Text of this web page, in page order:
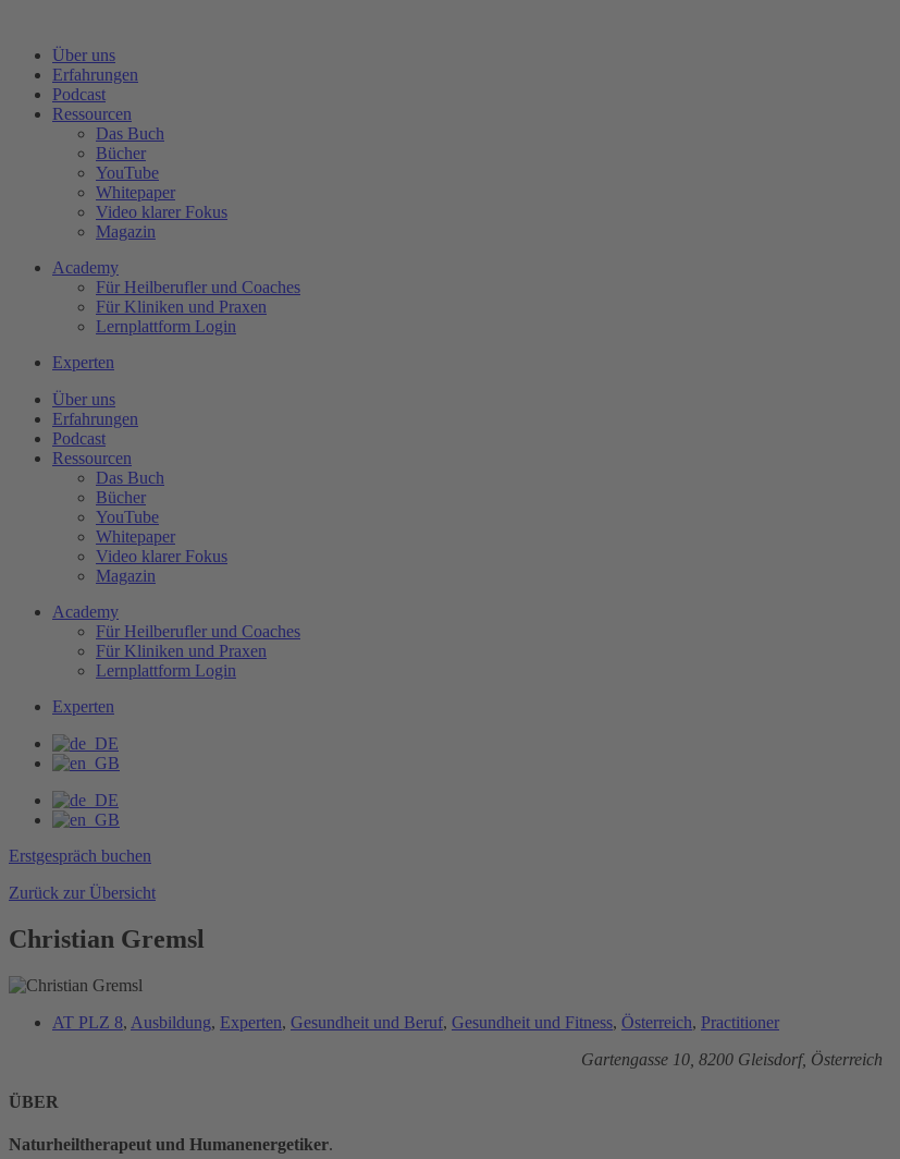
wechselnÜber uns
Erfahrungen
Podcast
Ressourcen
Das Buch
Bücher
YouTube
Whitepaper
Video klarer Fokus
Magazin
Academy
Für Heilberufler und Coaches
Für Kliniken und Praxen
Lernplattform Login
Experten
Über uns
Erfahrungen
Podcast
Ressourcen
Das Buch
Bücher
YouTube
Whitepaper
Video klarer Fokus
Magazin
Academy
Für Heilberufler und Coaches
Für Kliniken und Praxen
Lernplattform Login
Experten
Erstgespräch buchen
Zurück zur Übersicht
Christian Gremsl
AT PLZ 8, Ausbildung, Experten, Gesundheit und Beruf, Gesundheit und Fitness, Österreich, Practitioner
Gartengasse 10, 8200 Gleisdorf, Österreich
ÜBER
Naturheiltherapeut und Humanenergetiker.